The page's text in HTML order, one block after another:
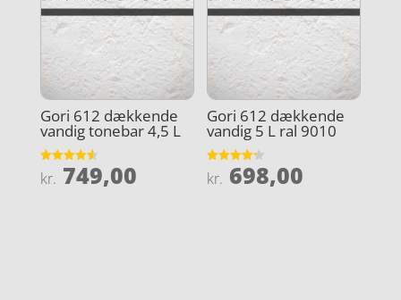
Gori 612 dækkende
vandig tonebar 4,5 L
Vurderet
4.6
kr. 749,00
Gori 612 dækkende
vandig 5 L ral 9010
Vurderet
4.2
kr. 698,00